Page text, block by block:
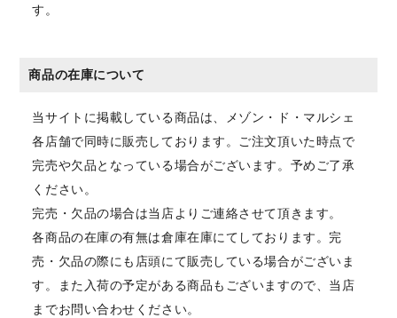
す。
商品の在庫について
当サイトに掲載している商品は、メゾン・ド・マルシェ
各店舗で同時に販売しております。ご注文頂いた時点で
完売や欠品となっている場合がございます。予めご了承
ください。
完売・欠品の場合は当店よりご連絡させて頂きます。
各商品の在庫の有無は倉庫在庫にてしております。完
売・欠品の際にも店頭にて販売している場合がございま
す。また入荷の予定がある商品もございますので、当店
までお問い合わせください。